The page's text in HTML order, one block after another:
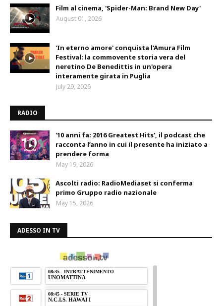
Film al cinema, 'Spider-Man: Brand New Day'
August 01, 2026
'In eterno amore' conquista l'Amura Film
Festival: la commovente storia vera del
neretino De Benedittis in un'opera
interamente girata in Puglia
July 29, 2026
RADIO
'10 anni fa: 2016 Greatest Hits', il podcast che
racconta l’anno in cui il presente ha iniziato a
prendere forma
May 19, 2026
Ascolti radio: RadioMediaset si conferma
primo Gruppo radio nazionale
May 15, 2026
ADESSO IN TV